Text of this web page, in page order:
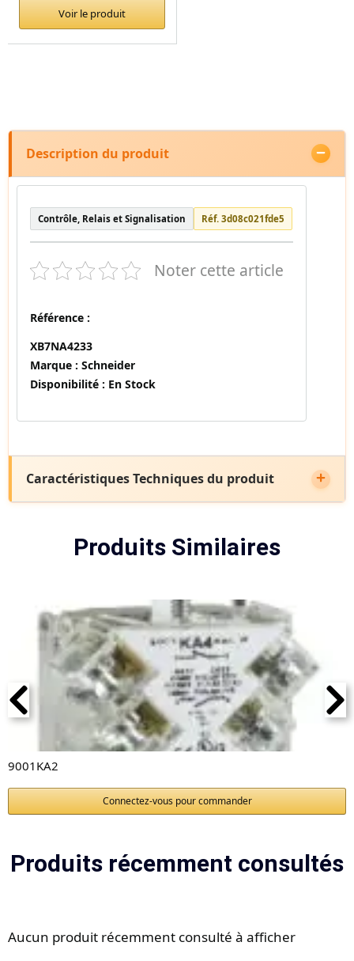
Voir le produit
Description du produit
Contrôle, Relais et Signalisation Réf. 3d08c021fde5
Noter cette article
Référence :
XB7NA4233
Marque : Schneider
Disponibilité : En Stock
Caractéristiques Techniques du produit
Produits Similaires
9001KA2
Connectez-vous pour commander
Produits récemment consultés
Aucun produit récemment consulté à afficher